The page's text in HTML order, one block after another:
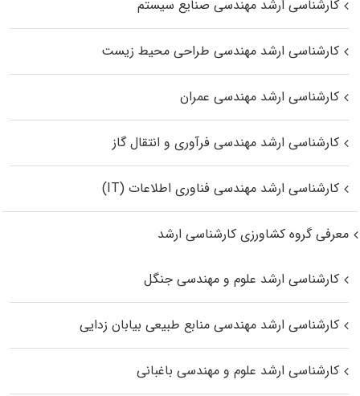
کارشناسی ارشد مهندسی صنایع سیستم
کارشناسی ارشد مهندسی طراحی محیط زیست
کارشناسی ارشد مهندسی عمران
کارشناسی ارشد مهندسی فرآوری و انتقال گاز
کارشناسی ارشد مهندسی فناوری اطلاعات (IT)
معرفی گروه کشاورزی کارشناسی ارشد
کارشناسی ارشد علوم و مهندسی جنگل
کارشناسی ارشد مهندسی منابع طبیعی بیابان زدایی
کارشناسی ارشد علوم و مهندسی باغبانی